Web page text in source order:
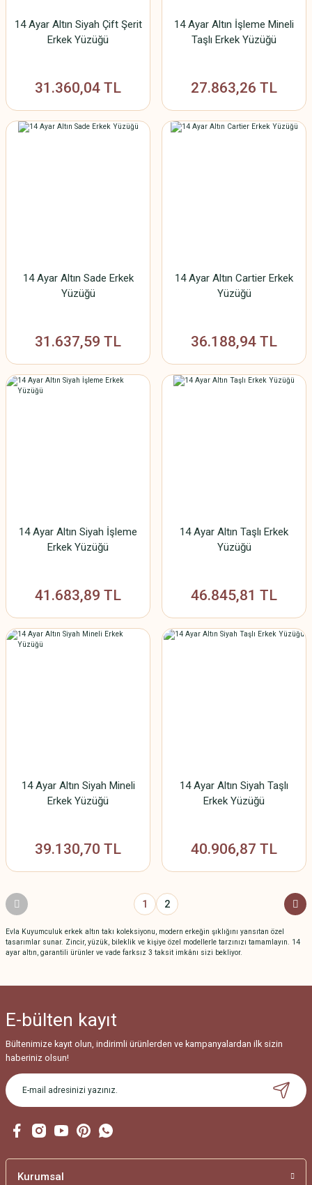
14 Ayar Altın Siyah Çift Şerit
Erkek Yüzüğü
31.360,04 TL
14 Ayar Altın İşleme Mineli
Taşlı Erkek Yüzüğü
27.863,26 TL
14 Ayar Altın Sade Erkek
Yüzüğü
31.637,59 TL
14 Ayar Altın Cartier Erkek
Yüzüğü
36.188,94 TL
14 Ayar Altın Siyah İşleme
Erkek Yüzüğü
41.683,89 TL
14 Ayar Altın Taşlı Erkek
Yüzüğü
46.845,81 TL
14 Ayar Altın Siyah Mineli
Erkek Yüzüğü
39.130,70 TL
14 Ayar Altın Siyah Taşlı
Erkek Yüzüğü
40.906,87 TL
1 2
Evla Kuyumculuk erkek altın takı koleksiyonu, modern erkeğin şıklığını yansıtan özel
tasarımlar sunar. Zincir, yüzük, bileklik ve kişiye özel modellerle tarzınızı tamamlayın. 14
ayar altın, garantili ürünler ve vade farksız 3 taksit imkânı sizi bekliyor.
E-bülten kayıt
Bültenimize kayıt olun, indirimli ürünlerden ve kampanyalardan ilk sizin
haberiniz olsun!
Kurumsal